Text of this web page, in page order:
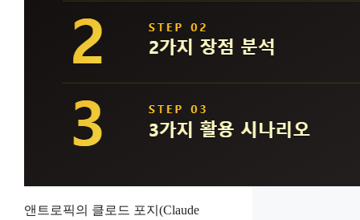
앤트로픽의 클로드 포지(Claude